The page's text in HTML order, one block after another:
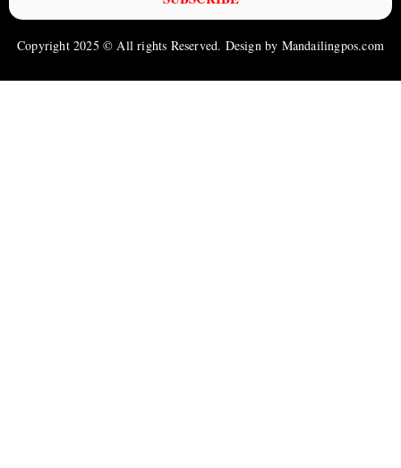
Copyright 2025 © All rights Reserved. Design by Mandailingpos.com